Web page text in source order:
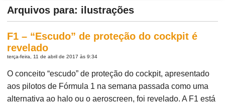
Arquivos para: ilustrações
F1 – “Escudo” de proteção do cockpit é
revelado
terça-feira, 11 de abril de 2017 às 9:34
O conceito “escudo” de proteção do cockpit, apresentado
aos pilotos de Fórmula 1 na semana passada como uma
alternativa ao halo ou o aeroscreen, foi revelado. A F1 está